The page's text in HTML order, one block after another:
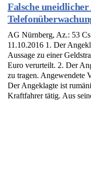
Falsche uneidlicher
AG Nürnberg, Az.: 53
11.10.2016 1. Der
Aussage zu einer
Euro verurteilt. 2. Der
zu tragen. Angewendete
Der Angeklagte ist
Kraftfahrer tätig. Aus